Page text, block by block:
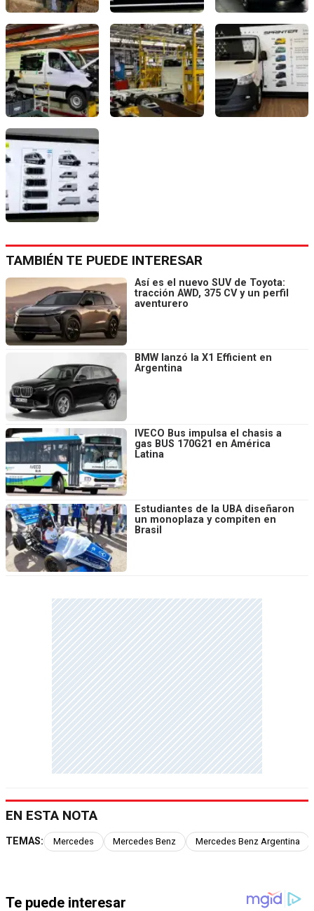
TAMBIÉN TE PUEDE INTERESAR
Así es el nuevo SUV de Toyota:
tracción AWD, 375 CV y un perfil
aventurero
BMW lanzó la X1 Efficient en
Argentina
IVECO Bus impulsa el chasis a
gas BUS 170G21 en América
Latina
Estudiantes de la UBA diseñaron
un monoplaza y compiten en
Brasil
EN ESTA NOTA
TEMAS: Mercedes Mercedes Benz Mercedes Benz Argentina